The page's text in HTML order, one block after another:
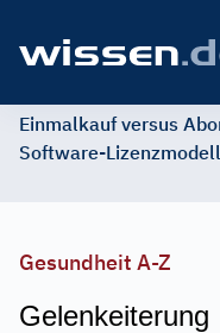
Einmalkauf versus
Software-
Gesundheit A-Z
Gelenkeiterung